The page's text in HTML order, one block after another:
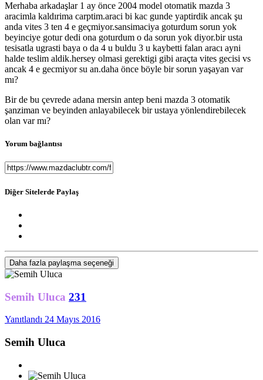
Merhaba arkadaşlar 1 ay önce 2004 model otomatik mazda 3
aracimla kaldırima carptim.araci bi kac gunde yaptirdik ancak şu
anda vites 3 ten 4 e geçmiyor.sansimaciya goturdum sorun yok
beyinciye gotur dedi ona goturdum o da sorun yok diyor.bir usta
tesisatla ugrasti baya o da 4 u buldu 3 u kaybetti falan aracı ayni
halde teslim aldik.hersey olmasi gerektigi gibi araçta vites gecisi vs
ancak 4 e gecmiyor su an.daha önce böyle bir sorun yaşayan var
mı?
Bir de bu çevrede adana mersin antep beni mazda 3 otomatik
şanziman ve beyinden anlayabilecek bir ustaya yönlendirebilecek
olan var mı?
Yorum bağlantısı
Diğer Sitelerde Paylaş
Daha fazla paylaşma seçeneği
Semih Uluca 231
Yanıtlandı 24 Mayıs 2016
Semih Uluca